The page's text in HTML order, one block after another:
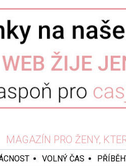
MAGAZÍN PRO ŽENY,
VOLNÝ ČAS